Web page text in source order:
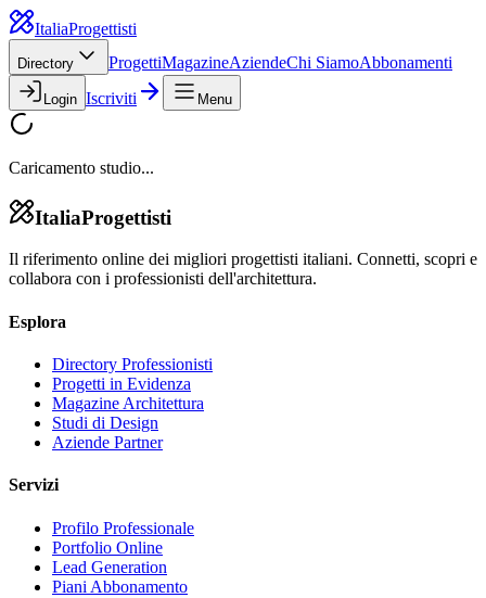
ItaliaProgettisti
Directory ProgettiMagazineAziendeChi SiamoAbbonamenti
Login Iscriviti Menu
Caricamento studio...
ItaliaProgettisti
Il riferimento online dei migliori progettisti italiani. Connetti, scopri e
collabora con i professionisti dell'architettura.
Esplora
Directory Professionisti
Progetti in Evidenza
Magazine Architettura
Studi di Design
Aziende Partner
Servizi
Profilo Professionale
Portfolio Online
Lead Generation
Piani Abbonamento